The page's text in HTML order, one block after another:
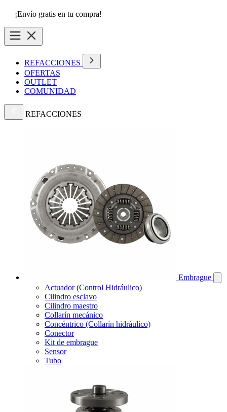
¡Envío gratis en tu compra!
REFACCIONES
OFERTAS
OUTLET
COMUNIDAD
REFACCIONES
Embrague
Actuador (Control Hidráulico)
Cilindro esclavo
Cilindro maestro
Collarín mecánico
Concéntrico (Collarín hidráulico)
Conector
Kit de embrague
Sensor
Tubo